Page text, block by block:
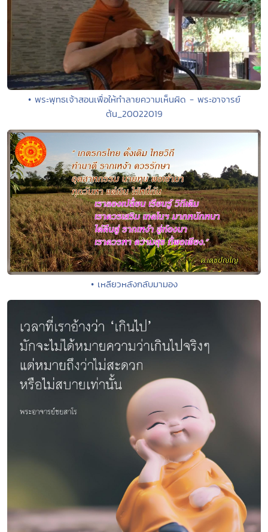
• พระพุทธเจ้าสอนเพื่อให้ทำลายความเห็นผิด - พระอาจารย์
ต้น_20022019
• เหลียวหลังกลับมามอง